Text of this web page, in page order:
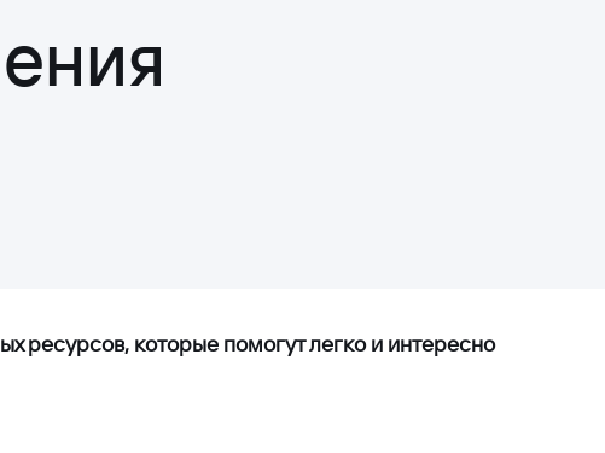
ресурсов, которые помогут легко и интересно